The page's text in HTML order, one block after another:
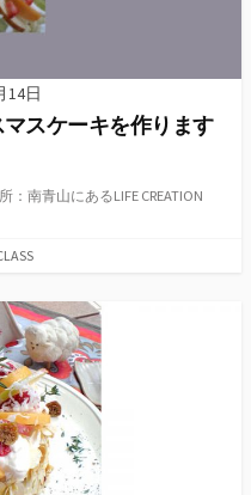
14日
マスケーキを作ります
南青山にあるLIFE CREATION